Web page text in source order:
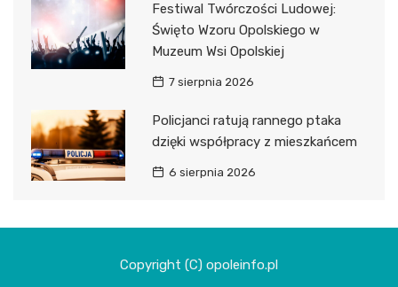
Festiwal Twórczości Ludowej:
Święto Wzoru Opolskiego w
Muzeum Wsi Opolskiej
7 sierpnia 2026
Policjanci ratują rannego ptaka
dzięki współpracy z mieszkańcem
6 sierpnia 2026
Copyright (C) opoleinfo.pl